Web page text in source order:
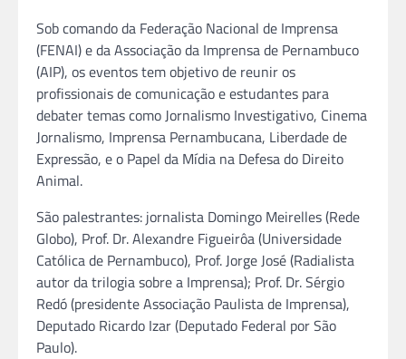
Sob comando da Federação Nacional de Imprensa
(FENAI) e da Associação da Imprensa de Pernambuco
(AIP), os eventos tem objetivo de reunir os
profissionais de comunicação e estudantes para
debater temas como Jornalismo Investigativo, Cinema
Jornalismo, Imprensa Pernambucana, Liberdade de
Expressão, e o Papel da Mídia na Defesa do Direito
Animal.
São palestrantes: jornalista Domingo Meirelles (Rede
Globo), Prof. Dr. Alexandre Figueirôa (Universidade
Católica de Pernambuco), Prof. Jorge José (Radialista
autor da trilogia sobre a Imprensa); Prof. Dr. Sérgio
Redó (presidente Associação Paulista de Imprensa),
Deputado Ricardo Izar (Deputado Federal por São
Paulo).